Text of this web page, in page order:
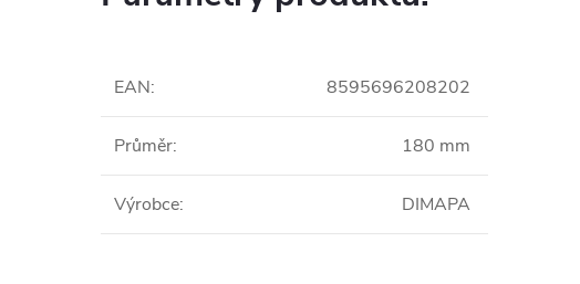
EAN: 8595696208202
Průměr: 180 mm
Výrobce: DIMAPA